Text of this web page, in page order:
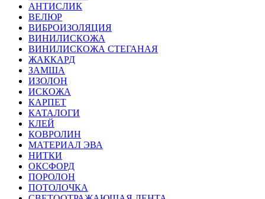
АНТИСЛИК
ВЕЛЮР
ВИБРОИЗОЛЯЦИЯ
ВИНИЛИСКОЖА
ВИНИЛИСКОЖА СТЕГАНАЯ
ЖАККАРД
ЗАМША
ИЗОЛОН
ИСКОЖА
КАРПЕТ
КАТАЛОГИ
КЛЕЙ
КОВРОЛИН
МАТЕРИАЛ ЭВА
НИТКИ
ОКСФОРД
ПОРОЛОН
ПОТОЛОЧКА